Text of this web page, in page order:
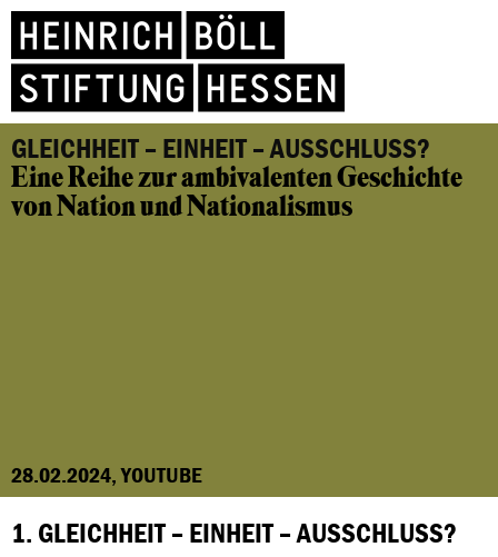
GLEICHHEIT – EINHEIT – AUSSCHLUSS?
Eine Reihe zur ambivalenten Geschichte
von Nation und Nationalismus
28.02.2024, YOUTUBE
1. GLEICHHEIT – EINHEIT – AUSSCHLUSS?